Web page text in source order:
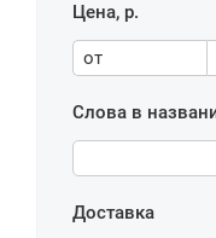
Цена, р.
от
Слова в
Доставка